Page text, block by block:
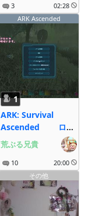
3
02:28
ARK Ascended
1
ARK: Survival
Ascended ロー
カル/Steam/じぇね
しす１
荒ぶる兄貴
10
20:00
その他